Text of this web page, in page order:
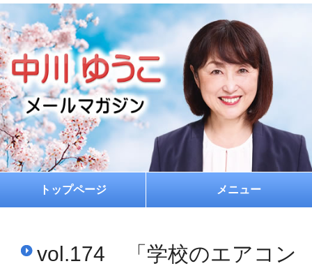
トップページ メニュー
プロフィール
vol.174 「学校のエアコン